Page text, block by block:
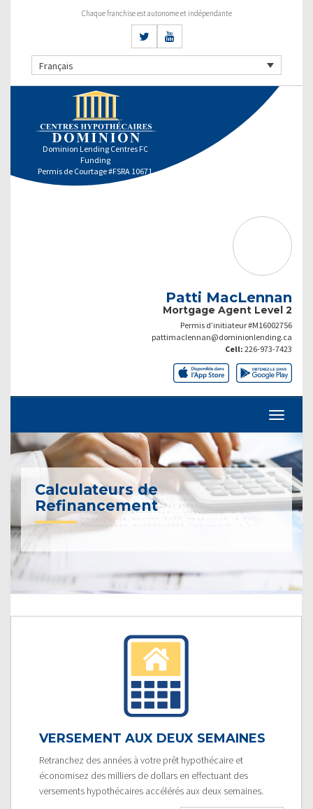
Chaque franchise est autonome et indépendante
Français
Dominion Lending Centres FC
Funding
Permis de Courtage #FSRA 10671
Patti MacLennan
Mortgage Agent Level 2
Permis d’initiateur #M16002756
pattimaclennan@dominionlending.ca
Cell: 226-973-7423
Calculateurs de
Refinancement
VERSEMENT AUX DEUX SEMAINES
Retranchez des années à votre prêt hypothécaire et
économisez des milliers de dollars en effectuant des
versements hypothécaires accélérés aux deux semaines.